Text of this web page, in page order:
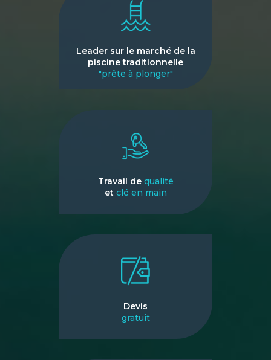
Leader sur le marché de la
piscine traditionnelle
"prête à plonger"
Travail de qualité
et clé en main
Devis
gratuit